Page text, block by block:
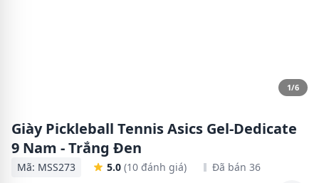
1/6
Giày Pickleball Tennis Asics Gel-Dedicate
9 Nam - Trắng Đen
Mã: MSS273 5.0 (10 đánh giá) Đã bán 36